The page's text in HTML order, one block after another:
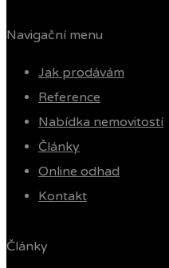
Navigační menu
Jak prodávám
Reference
Nabídka nemovitostí
Články
Online odhad
Kontakt
Články